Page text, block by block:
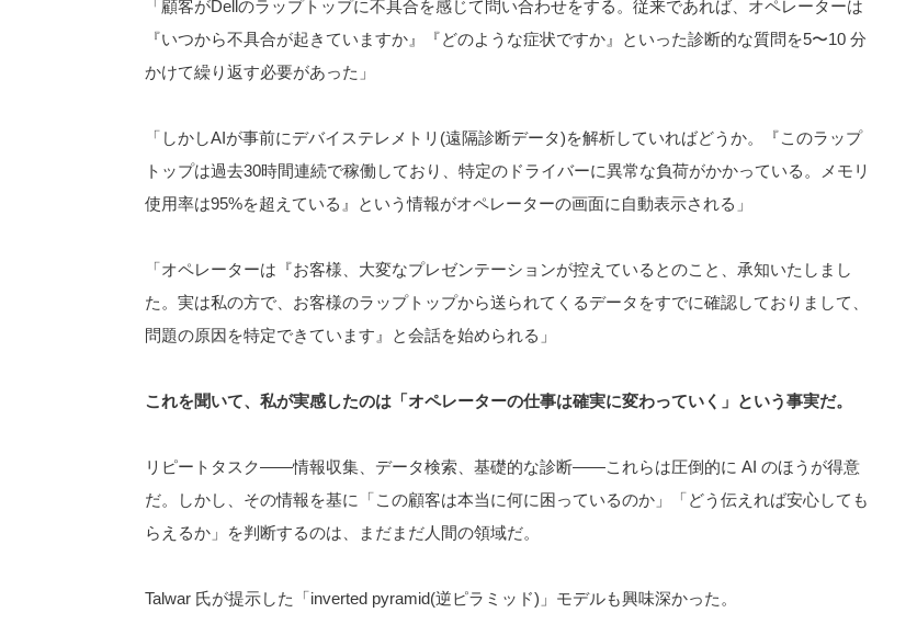
「顧客がDellのラップトップに不具合を感じて問い合わせをする。従来であれば、オペレーターは
『いつから不具合が起きていますか』『どのような症状ですか』といった診断的な質問を5〜10 分
かけて繰り返す必要があった」
「しかしAIが事前にデバイステレメトリ(遠隔診断データ)を解析していればどうか。『このラップ
トップは過去30時間連続で稼働しており、特定のドライバーに異常な負荷がかかっている。メモリ
使用率は95%を超えている』という情報がオペレーターの画面に自動表示される」
「オペレーターは『お客様、大変なプレゼンテーションが控えているとのこと、承知いたしまし
た。実は私の方で、お客様のラップトップから送られてくるデータをすでに確認しておりまして、
問題の原因を特定できています』と会話を始められる」
これを聞いて、私が実感したのは「オペレーターの仕事は確実に変わっていく」という事実だ。
リピートタスク――情報収集、データ検索、基礎的な診断――これらは圧倒的に AI のほうが得意
だ。しかし、その情報を基に「この顧客は本当に何に困っているのか」「どう伝えれば安心しても
らえるか」を判断するのは、まだまだ人間の領域だ。
Talwar 氏が提示した「inverted pyramid(逆ピラミッド)」モデルも興味深かった。